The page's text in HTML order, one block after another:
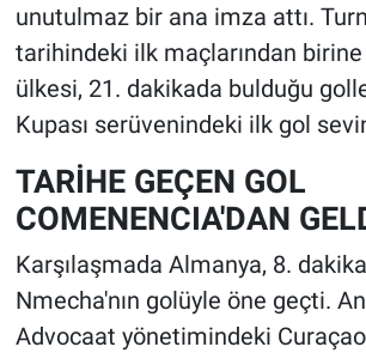
unutulmaz bir ana imza attı.
tarihindeki ilk maçlarından birine
ülkesi, 21. dakikada bulduğu
Kupası serüvenindeki ilk gol
TARİHE GEÇEN GOL
COMENENCIA'DAN
Karşılaşmada Almanya, 8.
Nmecha'nın golüyle öne geçti.
Advocaat yönetimindeki